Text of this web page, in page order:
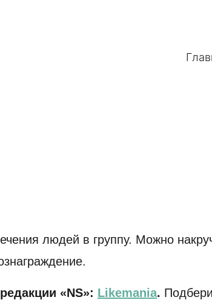
людей в группу. Можно
«NS»: Likemania.